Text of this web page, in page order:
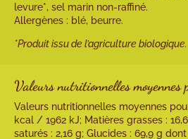
levure*, sel marin non-raffiné.
Allergènes : blé, beurre.
*Produit issu de l’agriculture biologique.
Valeurs nutritionnelles
Valeurs nutritionnelles moyennes
kcal / 1962 kJ; Matières grasses :
saturés : 2,16 g; Glucides : 69,9 g